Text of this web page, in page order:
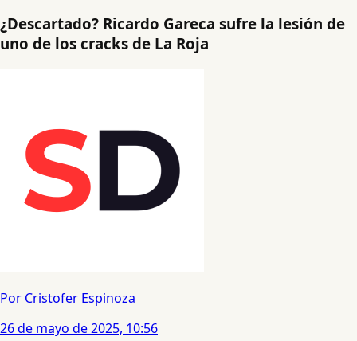
¿Descartado? Ricardo Gareca sufre la lesión de
uno de los cracks de La Roja
Por Cristofer Espinoza
26 de mayo de 2025, 10:56